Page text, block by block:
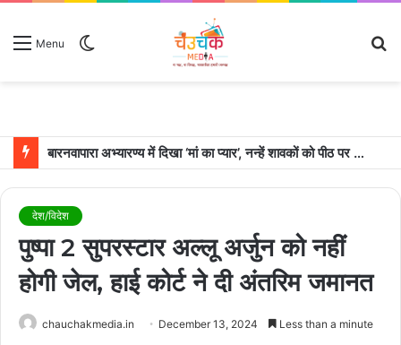
Menu
उदयपुर में शादी के बंधन में बंधे साउथ सुपरस्टार जोड़ी रश्मिका मंदाना और विजय देवरकोंडा
देश/विदेश
पुष्पा 2 सुपरस्टार अल्लू अर्जुन को नहीं
होगी जेल, हाई कोर्ट ने दी अंतरिम जमानत
chauchakmedia.in December 13, 2024 Less than a minute